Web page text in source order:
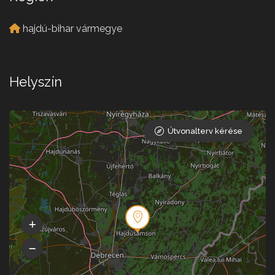
hajdú-bihar vármegye
Helyszín
Útvonalterv kérése